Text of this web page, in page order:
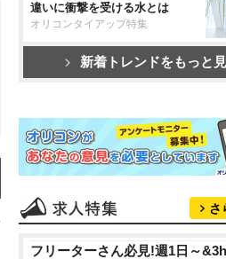
違いに衝撃を受ける水とは
オリコンタイアップ特集
新着トレンドをもっと
さ
フリーターさん必見!週1日～